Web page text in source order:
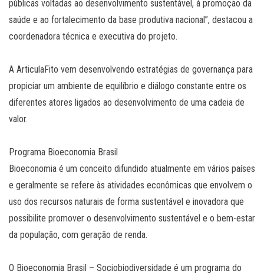
públicas voltadas ao desenvolvimento sustentável, à promoção da
saúde e ao fortalecimento da base produtiva nacional”, destacou a
coordenadora técnica e executiva do projeto.
A ArticulaFito vem desenvolvendo estratégias de governança para
propiciar um ambiente de equilíbrio e diálogo constante entre os
diferentes atores ligados ao desenvolvimento de uma cadeia de
valor.
Programa Bioeconomia Brasil
Bioeconomia é um conceito difundido atualmente em vários países
e geralmente se refere às atividades econômicas que envolvem o
uso dos recursos naturais de forma sustentável e inovadora que
possibilite promover o desenvolvimento sustentável e o bem-estar
da população, com geração de renda.
O Bioeconomia Brasil – Sociobiodiversidade é um programa do